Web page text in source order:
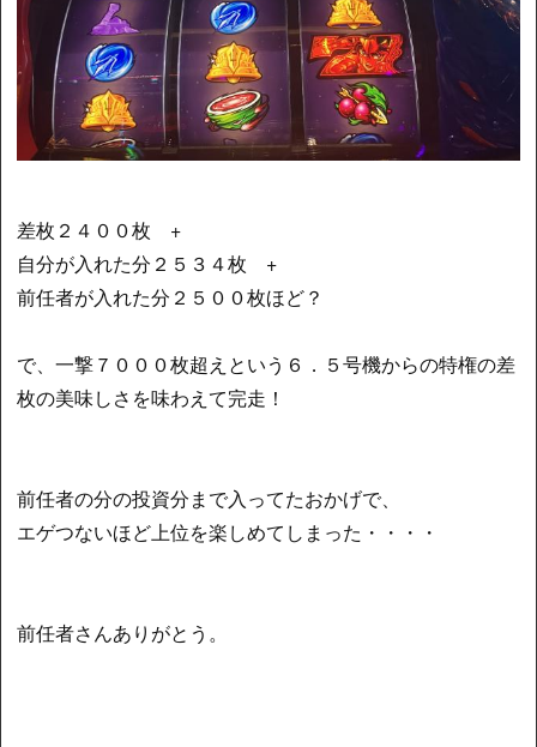
差枚２４００枚 +
自分が入れた分２５３４枚 +
前任者が入れた分２５００枚ほど？
で、一撃７０００枚超えという６．５号機からの特権の差
枚の美味しさを味わえて完走！
前任者の分の投資分まで入ってたおかげで、
エゲつないほど上位を楽しめてしまった・・・・
前任者さんありがとう。